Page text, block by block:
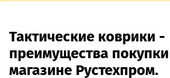
Тактические коврики -
преимущества
магазине Рустехпром.